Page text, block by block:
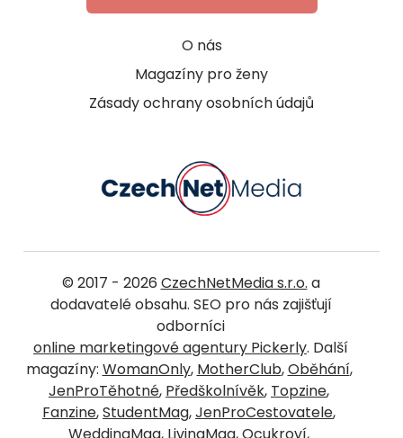
O nás
Magazíny pro ženy
Zásady ochrany osobních údajů
© 2017 - 2026 CzechNetMedia s.r.o. a
dodavatelé obsahu. SEO pro nás zajišťují
odborníci
online marketingové agentury Pickerly. Další
magazíny: WomanOnly, MotherClub,Oběhání,
JenProTěhotné, Předškolnívěk, Topzine,
Fanzine,StudentMag,JenProCestovatele,